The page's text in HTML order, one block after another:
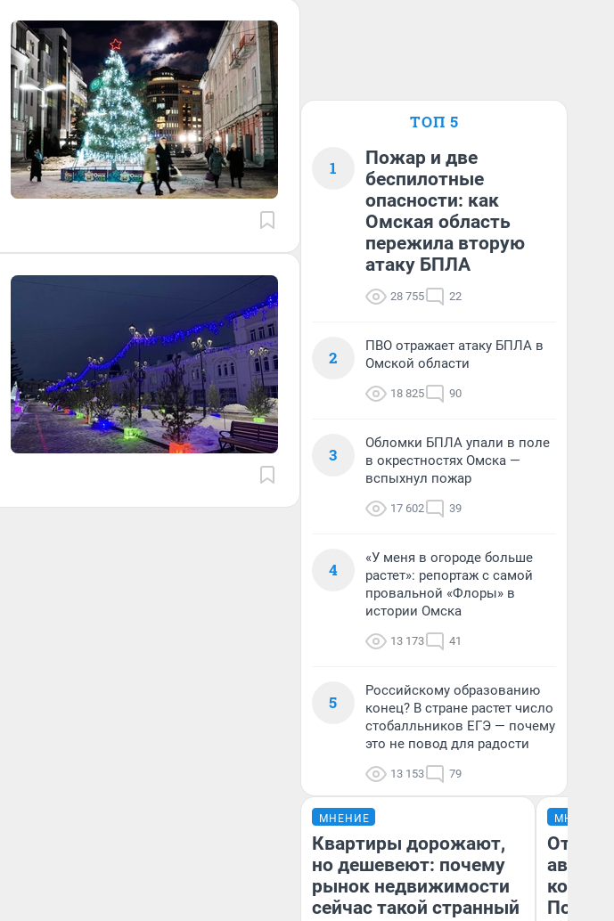
ТОП 5
1
Пожар и две
беспилотные
опасности: как
Омская область
пережила вторую
атаку БПЛА
28 755 22
2
ПВО отражает атаку БПЛА в
Омской области
18 825 90
3
Обломки БПЛА упали в поле
в окрестностях Омска —
вспыхнул пожар
17 602 39
4
«У меня в огороде больше
растет»: репортаж с самой
провальной «Флоры» в
истории Омска
13 173 41
5
Российскому образованию
конец? В стране растет число
стобалльников ЕГЭ — почему
это не повод для радости
13 153 79
МНЕНИЕ
Квартиры дорожают,
но дешевеют: почему
рынок недвижимости
сейчас такой странный
МНЕНИЕ
От